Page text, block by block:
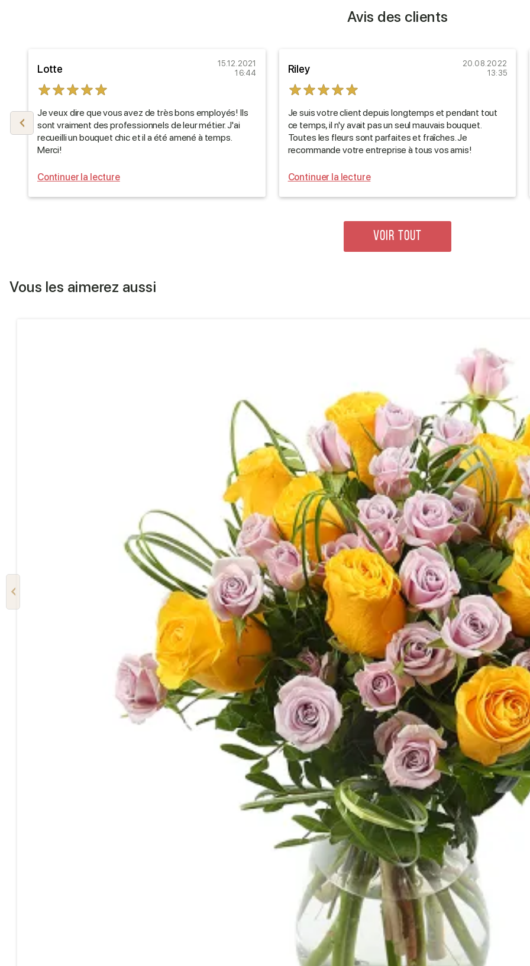
Avis des clients
Lotte
15.12.2021
16:44
Je veux dire que vous avez de très bons employés! Ils
sont vraiment des professionnels de leur métier. J'ai
recueilli un bouquet chic et il a été amené à temps.
Merci!
Continuer la lecture
Riley
20.08.2022
13:35
Je suis votre client depuis longtemps et pendant tout
ce temps, il n'y avait pas un seul mauvais bouquet.
Toutes les fleurs sont parfaites et fraîches. Je
recommande votre entreprise à tous vos amis!
Continuer la lecture
VOIR TOUT
Vous les aimerez aussi